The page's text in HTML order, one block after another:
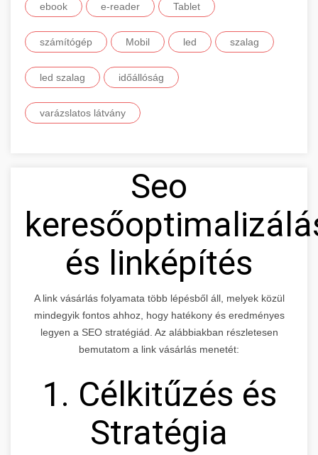
ebook e-reader Tablet
számítógép Mobil led szalag
led szalag időállóság
varázslatos látvány
Seo
és linképítés
A link vásárlás folyamata több lépésből áll, melyek közül
mindegyik fontos ahhoz, hogy hatékony és eredményes
legyen a SEO stratégiád. Az alábbiakban részletesen
bemutatom a link vásárlás menetét:
1. Célkitűzés és
Stratégia